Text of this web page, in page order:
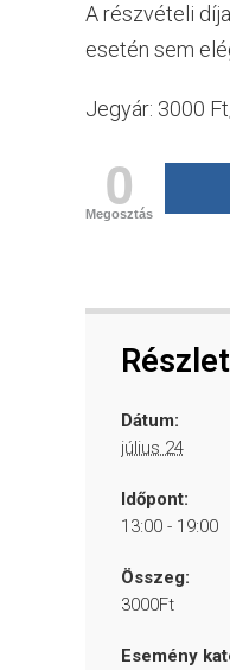
A részvételi
esetén sem
Jegyár: 3000
0
Megosztás
Dátum:
július 24
Időpont:
13:00 - 19:00
Összeg:
3000Ft
Esemény